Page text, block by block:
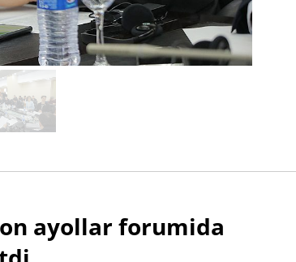
ayollar forumida